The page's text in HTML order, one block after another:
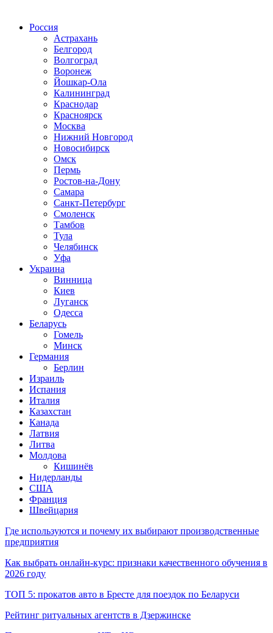
Россия
Астрахань
Белгород
Волгоград
Воронеж
Йошкар-Ола
Калининград
Краснодар
Красноярск
Москва
Нижний Новгород
Новосибирск
Омск
Пермь
Ростов-на-Дону
Самара
Санкт-Петербург
Смоленск
Тамбов
Тула
Челябинск
Уфа
Украина
Винница
Киев
Луганск
Одесса
Беларусь
Гомель
Минск
Германия
Берлин
Израиль
Испания
Италия
Казахстан
Канада
Латвия
Литва
Молдова
Кишинёв
Нидерланды
США
Франция
Швейцария
Где используются и почему их выбирают производственные
предприятия
Как выбрать онлайн-курс: признаки качественного обучения в
2026 году
ТОП 5: прокатов авто в Бресте для поездок по Беларуси
Рейтинг ритуальных агентств в Дзержинске